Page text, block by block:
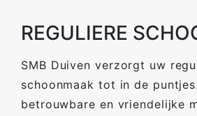
REGULIERE
SMB Duiven verzorgt uw
schoonmaak tot in de
betrouwbare en vriendelijke